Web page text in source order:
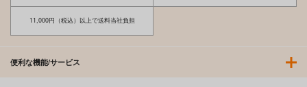
11,000円（税込）以上で送料当社負担
便利な機能/サービス